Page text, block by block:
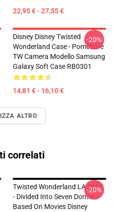
22,95 € - 27,55 €
Disney Disney Twisted
Wonderland Case - Pomefiore
TW Camera Modello Samsung
Galaxy Soft Case RB0301
14,81 € - 16,10 €
-20%
ALTRO
correlati
Twisted Wonderland LA 2801
- Divided Into Seven Dorms
Based On Movies Disney
-20%